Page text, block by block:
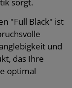
sorgt.
"Full Black" ist
und
das Ihre
optimal